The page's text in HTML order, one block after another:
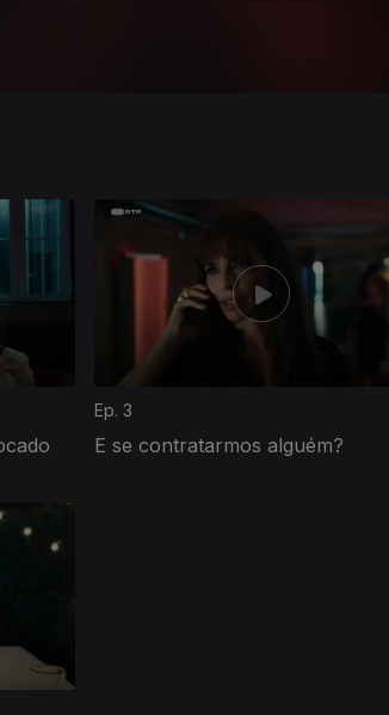
Ep. 3
E se contratarmos alguém?